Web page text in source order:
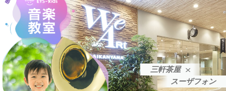
三軒茶屋
スーザフォン